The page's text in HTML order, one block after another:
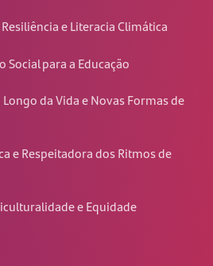
e Literacia Climática
Social para a Educação
da Vida e Novas Formas de
e Respeitadora dos Ritmos de
e Equidade